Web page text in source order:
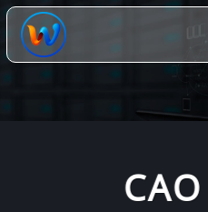
Chuyển
đến
dung